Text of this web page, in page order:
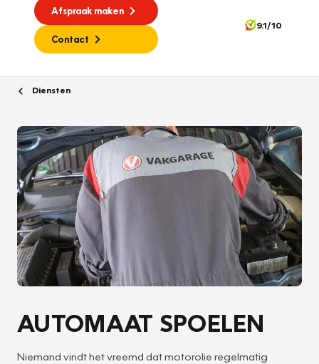
Afspraak maken
Contact
9.1/10
Diensten
AUTOMAAT SPOELEN
Niemand vindt het vreemd dat motorolie regelmatig